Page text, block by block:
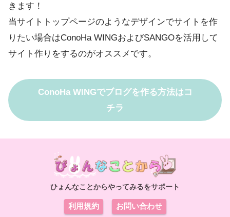
きます！
当サイトトップページのようなデザインでサイトを作
りたい場合はConoHa WINGおよびSANGOを活用して
サイト作りをするのがオススメです。
ConoHa WINGでブログを作る方法はコ
チラ
ひょんなことからやってみるをサポート
利用規約 お問い合わせ